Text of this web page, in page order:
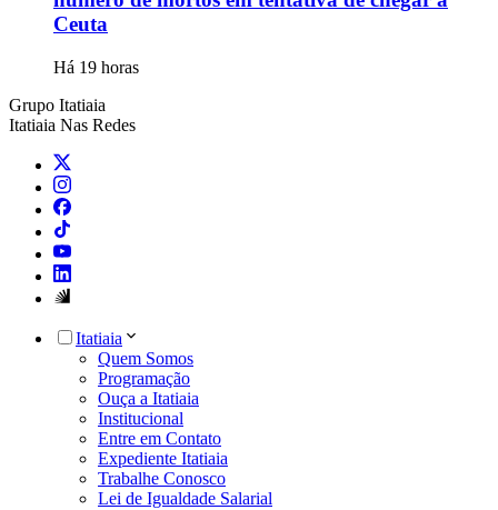
Ceuta
Há 19 horas
Grupo Itatiaia
Itatiaia Nas Redes
Itatiaia
Quem Somos
Programação
Ouça a Itatiaia
Institucional
Entre em Contato
Expediente Itatiaia
Trabalhe Conosco
Lei de Igualdade Salarial